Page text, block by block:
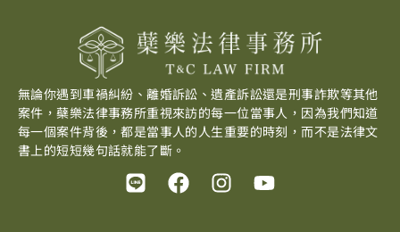
無論你遇到車禍糾紛、離婚訴訟、遺產訴訟還是刑事詐欺等其他
案件，蘗樂法律事務所重視來訪的每一位當事人，因為我們知道
每一個案件背後，都是當事人的人生重要的時刻，而不是法律文
書上的短短幾句話就能了斷。
L
F
I
Y